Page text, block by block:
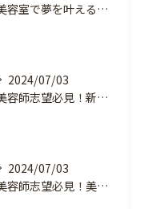
美容室で夢を叶える！自分を磨く新たなチャンス
2024/07/03
美容師志望必見！新たな価値を創造する美容室でハイレベルな技術を学べる環境
2024/07/03
美容師志望必見！美容室NEWSTANDARDで最高のスキルアップを目指そう！